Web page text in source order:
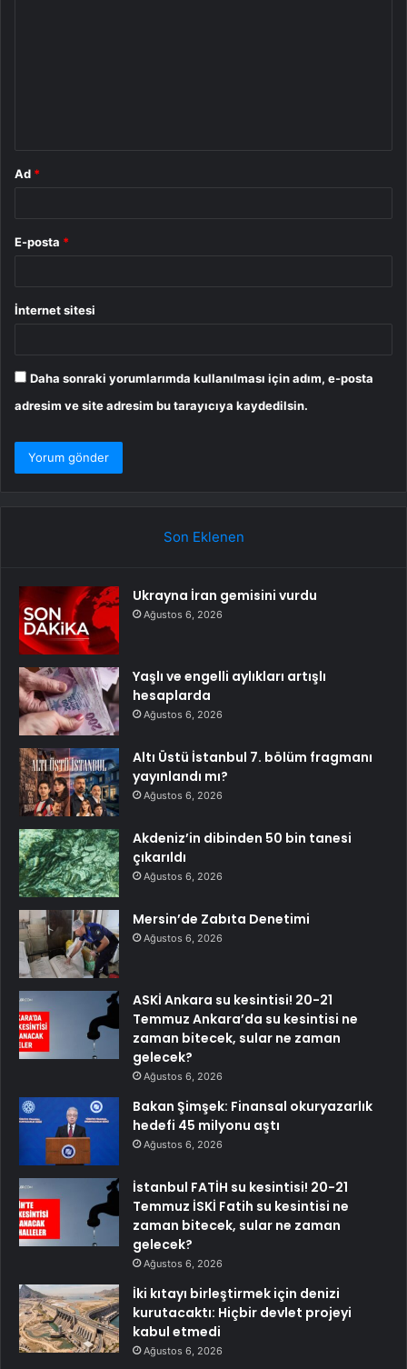
Ad *
E-posta *
İnternet sitesi
Daha sonraki yorumlarımda kullanılması için adım, e-posta
adresim ve site adresim bu tarayıcıya kaydedilsin.
Son Eklenen
Ukrayna İran gemisini vurdu
Ağustos 6, 2026
Yaşlı ve engelli aylıkları artışlı
hesaplarda
Ağustos 6, 2026
Altı Üstü İstanbul 7. bölüm fragmanı
yayınlandı mı?
Ağustos 6, 2026
Akdeniz’in dibinden 50 bin tanesi
çıkarıldı
Ağustos 6, 2026
Mersin’de Zabıta Denetimi
Ağustos 6, 2026
ASKİ Ankara su kesintisi! 20-21
Temmuz Ankara’da su kesintisi ne
zaman bitecek, sular ne zaman
gelecek?
Ağustos 6, 2026
Bakan Şimşek: Finansal okuryazarlık
hedefi 45 milyonu aştı
Ağustos 6, 2026
İstanbul FATİH su kesintisi! 20-21
Temmuz İSKİ Fatih su kesintisi ne
zaman bitecek, sular ne zaman
gelecek?
Ağustos 6, 2026
İki kıtayı birleştirmek için denizi
kurutacaktı: Hiçbir devlet projeyi
kabul etmedi
Ağustos 6, 2026